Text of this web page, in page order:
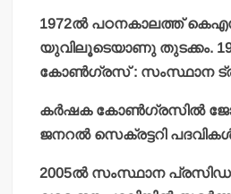
1972ല്‍ പഠനകാലത്ത്
യുവിലൂടെയാണു തുടക്കം.
കോണ്‍ഗ്രസ് : സംസ്ഥാന
കര്‍ഷക കോണ്‍ഗ്രസില്‍
ജനറല്‍ സെക്രട്ടറി
2005ല്‍ സംസ്ഥാന